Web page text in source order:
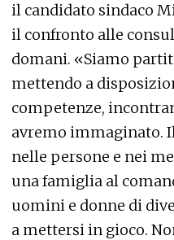
il candidato sindaco
il confronto alle
domani. «Siamo
mettendo a
competenze,
avremo immaginato.
nelle persone e nei
una famiglia al
uomini e donne di
a mettersi in gioco.